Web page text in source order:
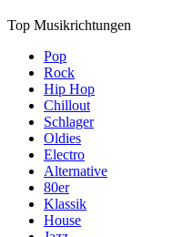
Top Musikrichtungen
Pop
Rock
Hip Hop
Chillout
Schlager
Oldies
Electro
Alternative
80er
Klassik
House